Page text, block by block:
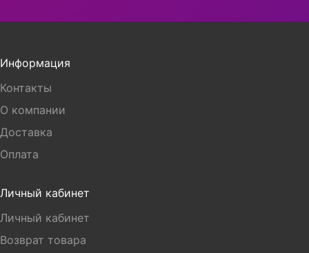
Информация
Контакты
О компании
Доставка
Оплата
Личный кабинет
Личный кабинет
Возврат товара